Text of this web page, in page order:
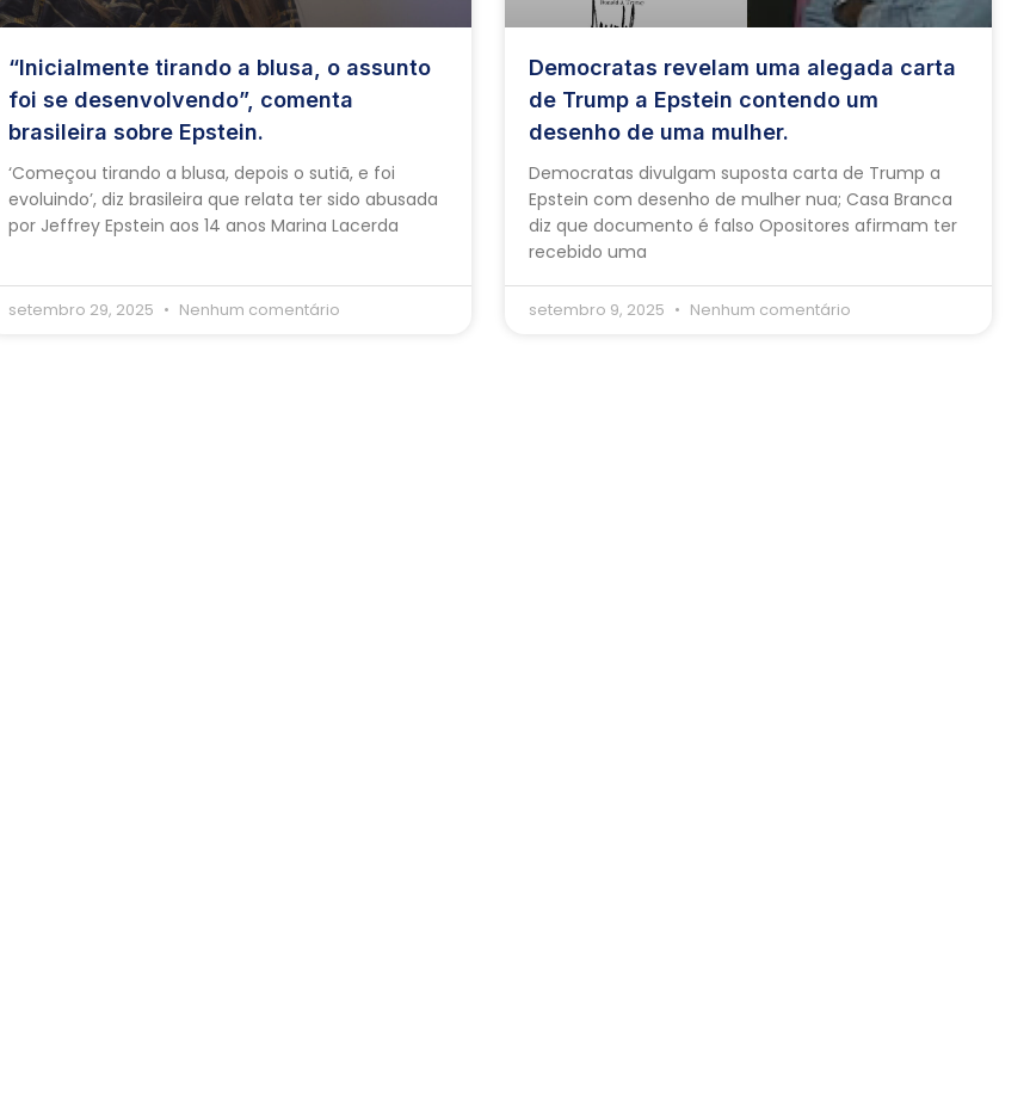
“Inicialmente tirando a blusa, o assunto
foi se desenvolvendo”, comenta
brasileira sobre Epstein.
‘Começou tirando a blusa, depois o sutiã, e foi
evoluindo’, diz brasileira que relata ter sido abusada
por Jeffrey Epstein aos 14 anos Marina Lacerda
setembro 29, 2025 Nenhum comentário
Democratas revelam uma alegada carta
de Trump a Epstein contendo um
desenho de uma mulher.
Democratas divulgam suposta carta de Trump a
Epstein com desenho de mulher nua; Casa Branca
diz que documento é falso Opositores afirmam ter
recebido uma
setembro 9, 2025 Nenhum comentário